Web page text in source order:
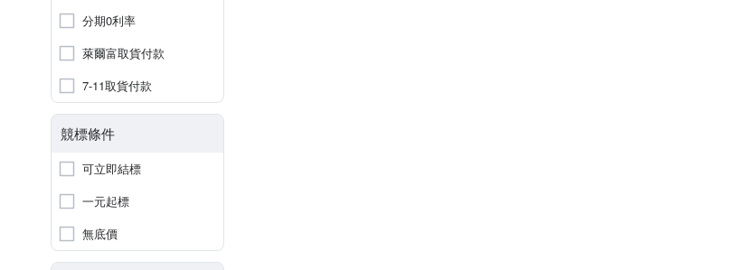
分期0利率
萊爾富取貨付款
7-11取貨付款
競標條件
可立即結標
一元起標
無底價